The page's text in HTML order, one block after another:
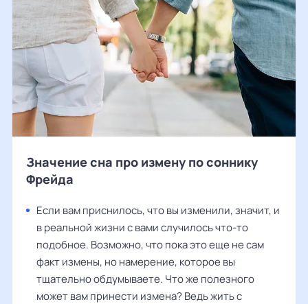
Значение сна про измену по соннику
Фрейда
Если вам приснилось, что вы изменили, значит, и
в реальной жизни с вами случилось что-то
подобное. Возможно, что пока это еще не сам
факт измены, но намерение, которое вы
тщательно обдумываете. Что же полезного
может вам принести измена? Ведь жить с